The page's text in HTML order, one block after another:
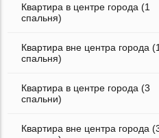
Квартира в центре города (1
спальня)
Квартира вне центра города (1
спальня)
Квартира в центре города (3
спальни)
Квартира вне центра города